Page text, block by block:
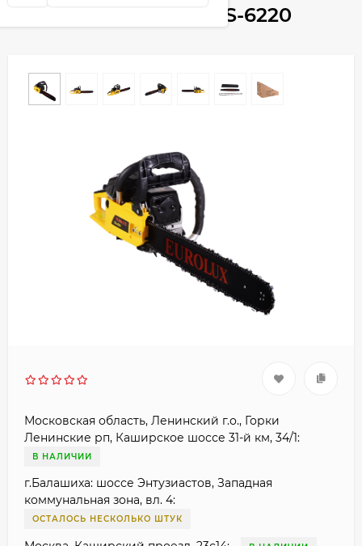
Бензопила Eurolux GS-6220
Московская область, Ленинский г.о., Горки
Ленинские рп, Каширское шоссе 31-й км, 34/1:
В НАЛИЧИИ
г.Балашиха: шоссе Энтузиастов, Западная
коммунальная зона, вл. 4:
ОСТАЛОСЬ НЕСКОЛЬКО ШТУК